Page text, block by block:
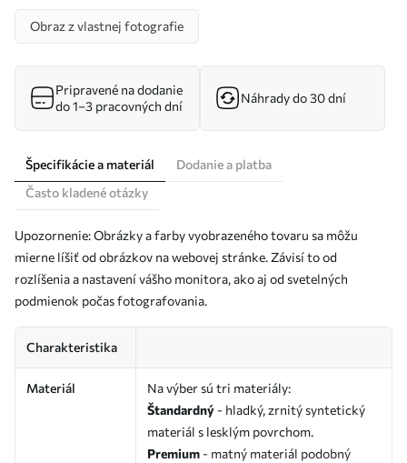
Obraz z vlastnej fotografie
Pripravené na dodanie
do 1–3 pracovných dní
Náhrady do 30 dní
Špecifikácie a materiál
Dodanie a platba
Často kladené otázky
Upozornenie: Obrázky a farby vyobrazeného tovaru sa môžu
mierne líšiť od obrázkov na webovej stránke. Závisí to od
rozlíšenia a nastavení vášho monitora, ako aj od svetelných
podmienok počas fotografovania.
Charakteristika
Materiál
Na výber sú tri materiály:
Štandardný - hladký, zrnitý syntetický
materiál s lesklým povrchom.
Premium - matný materiál podobný